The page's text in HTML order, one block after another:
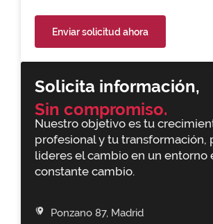
Solicita información,
Sin compromiso.
Nuestro objetivo es tu
profesional y tu transformación,
lideres el cambio en un entorno
constante cambio.
Ponzano 87, Madrid
Enviar solicitud ahora